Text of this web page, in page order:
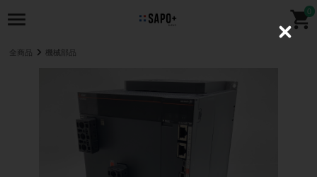
0
全商品 機械部品
C